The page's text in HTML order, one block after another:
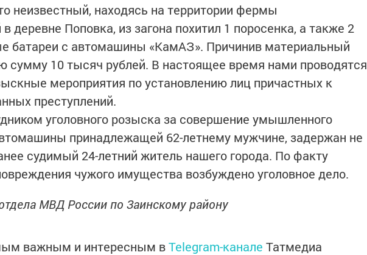
неизвестный, находясь на территории фермы
деревне Поповка, из загона похитил 1 поросенка, а также 2
батареи с автомашины «КамАЗ». Причинив материальный
сумму 10 тысяч рублей. В настоящее время нами проводятся
мероприятия по установлению лиц причастных к
преступлений.
уголовного розыска за совершение умышленного
принадлежащей 62-летнему мужчине, задержан не
судимый 24-летний житель нашего города. По факту
чужого имущества возбуждено уголовное дело.
МВД России по Заинскому району
важным и интересным вTelegram-канале Татмедиа